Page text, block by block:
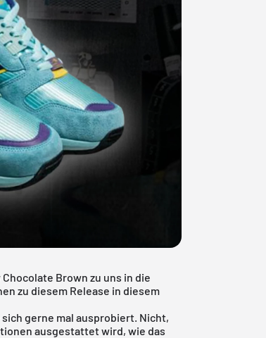
Brown zu uns in die
zu diesem Release in diesem
gerne mal ausprobiert. Nicht,
ausgestattet wird, wie das